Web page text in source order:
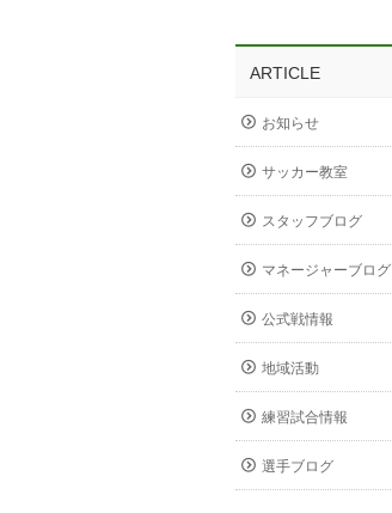
ARTICLE
お知らせ
サッカー教室
スタッフブログ
マネージャーブログ
公式戦情報
地域活動
練習試合情報
選手ブログ